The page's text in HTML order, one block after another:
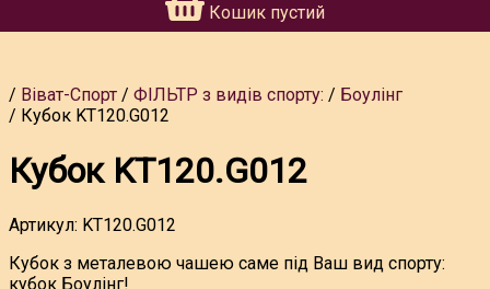
Кошик пустий
Віват-Спорт ФІЛЬТР з видів спорту:
Боулінг
Кубок KT120.G012
Кубок KT120.G012
Артикул: KT120.G012
Кубок з металевою чашею саме під Ваш вид спорту:
кубок Боулінг!